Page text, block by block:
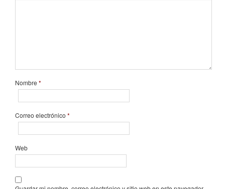
Nombre *
Correo electrónico *
Web